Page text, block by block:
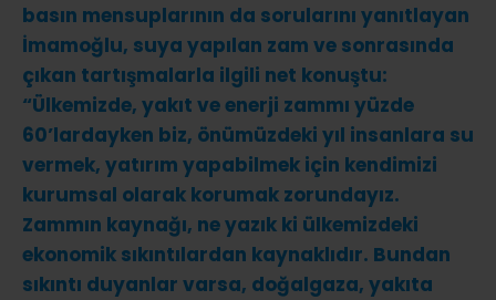
basın mensuplarının da sorularını yanıtlayan
İmamoğlu, suya yapılan zam ve sonrasında
çıkan tartışmalarla ilgili net konuştu:
“Ülkemizde, yakıt ve enerji zammı yüzde
60’lardayken biz, önümüzdeki yıl insanlara su
vermek, yatırım yapabilmek için kendimizi
kurumsal olarak korumak zorundayız.
Zammın kaynağı, ne yazık ki ülkemizdeki
ekonomik sıkıntılardan kaynaklıdır. Bundan
sıkıntı duyanlar varsa, doğalgaza, yakıta